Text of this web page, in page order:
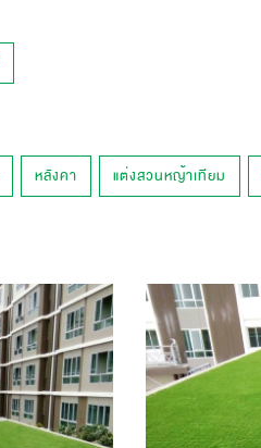
หลังคา แต่งสวนหญ้าเทียม